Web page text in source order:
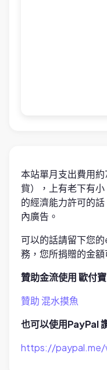
本站單月支出費用
貲），上有老下有
的經濟能力許可的
內廣告。
可以的話請留下您
務，您所捐贈的金額
贊助金流使用 歐付寶
贊助 混水摸魚
也可以使用PayPal
https://